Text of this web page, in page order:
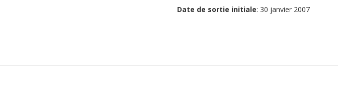
Date de sortie initiale: 30 janvier 2007